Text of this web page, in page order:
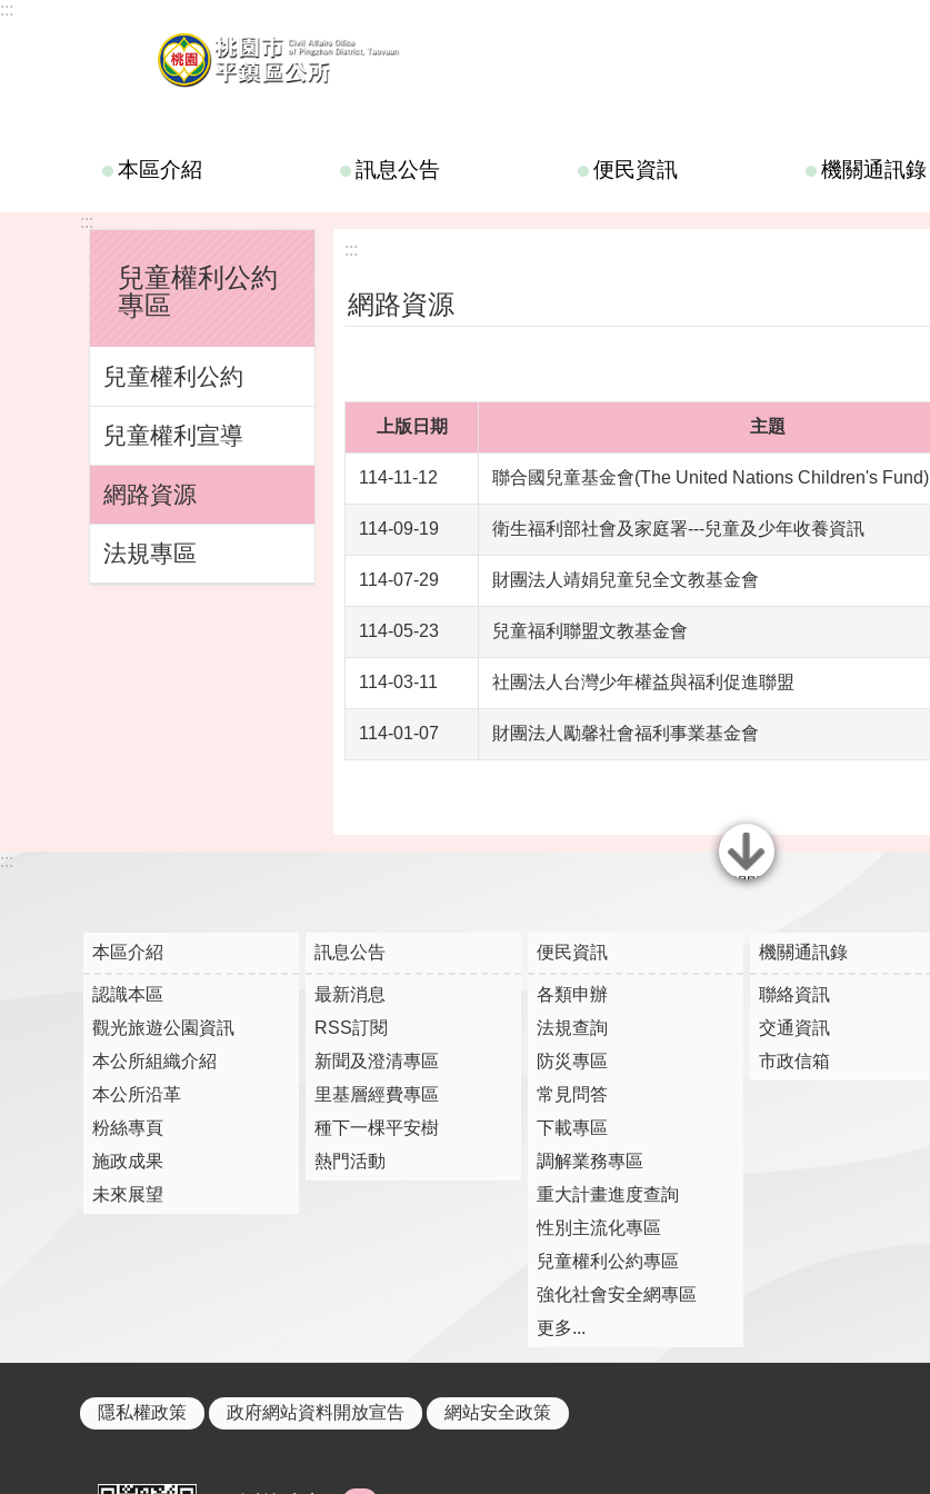
跳到主要內容區塊
:::
本區介紹 訊息公告 便民資訊 機關通訊錄
:::
兒童權利公約
專區
兒童權利公約
兒童權利宣導
網路資源
法規專區
:::
網路資源
上版日期 主題
114-11-12 聯合國兒童基金會(The United Nations Children's Fund)
114-09-19 衛生福利部社會及家庭署---兒童及少年收養資訊
114-07-29 財團法人靖娟兒童兒全文教基金會
114-05-23 兒童福利聯盟文教基金會
114-03-11 社團法人台灣少年權益與福利促進聯盟
114-01-07 財團法人勵馨社會福利事業基金會
關閉
:::
本區介紹
認識本區
觀光旅遊公園資訊
本公所組織介紹
本公所沿革
粉絲專頁
施政成果
未來展望
訊息公告
最新消息
RSS訂閱
新聞及澄清專區
里基層經費專區
種下一棵平安樹
熱門活動
便民資訊
各類申辦
法規查詢
防災專區
常見問答
下載專區
調解業務專區
重大計畫進度查詢
性別主流化專區
兒童權利公約專區
強化社會安全網專區
更多...
機關通訊錄
聯絡資訊
交通資訊
市政信箱
隱私權政策 政府網站資料開放宣告 網站安全政策